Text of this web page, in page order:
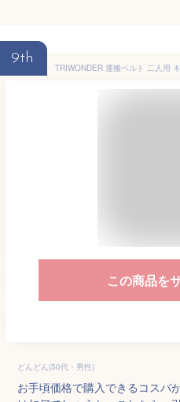
9th
この商品を
どんどん(50代・男性)
お手頃価格で購入できるコスパ